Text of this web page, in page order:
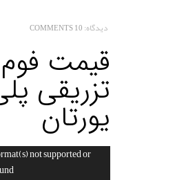
دیدگاه:10 COMMENTS
قیمت فوم
تزریقی
یورتان
نمایشگرnot supported or